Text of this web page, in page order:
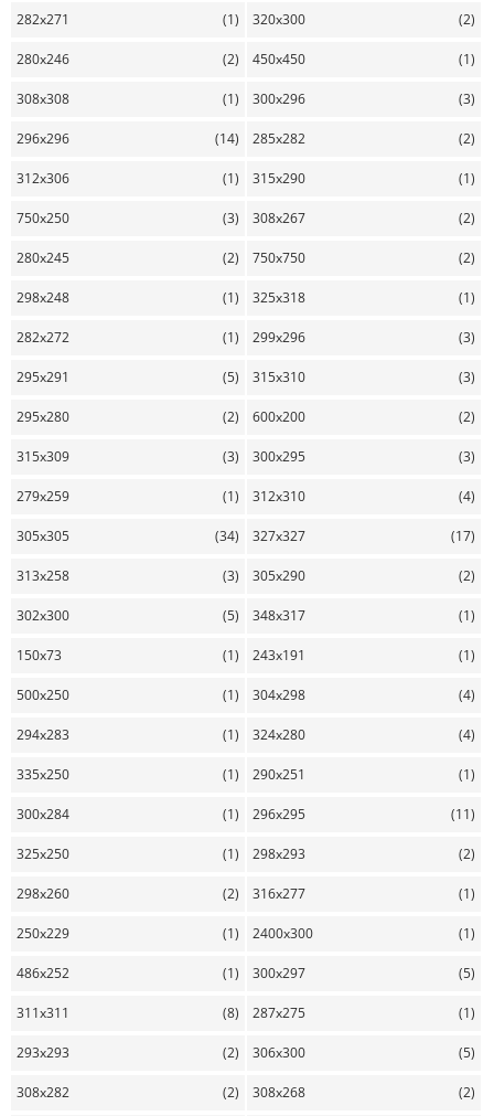
282x271 (1) 320x300 (2)
280x246 (2) 450x450 (1)
308x308 (1) 300x296 (3)
296x296 (14) 285x282 (2)
312x306 (1) 315x290 (1)
750x250 (3) 308x267 (2)
280x245 (2) 750x750 (2)
298x248 (1) 325x318 (1)
282x272 (1) 299x296 (3)
295x291 (5) 315x310 (3)
295x280 (2) 600x200 (2)
315x309 (3) 300x295 (3)
279x259 (1) 312x310 (4)
305x305 (34) 327x327 (17)
313x258 (3) 305x290 (2)
302x300 (5) 348x317 (1)
150x73 (1) 243x191 (1)
500x250 (1) 304x298 (4)
294x283 (1) 324x280 (4)
335x250 (1) 290x251 (1)
300x284 (1) 296x295 (11)
325x250 (1) 298x293 (2)
298x260 (2) 316x277 (1)
250x229 (1) 2400x300 (1)
486x252 (1) 300x297 (5)
311x311 (8) 287x275 (1)
293x293 (2) 306x300 (5)
308x282 (2) 308x268 (2)